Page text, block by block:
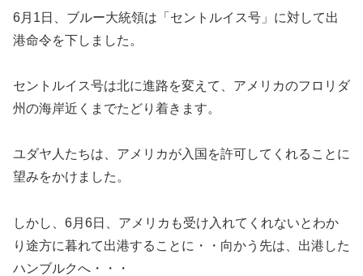
6月1日、ブルー大統領は「セントルイス号」に対して出
港命令を下しました。
セントルイス号は北に進路を変えて、アメリカのフロリダ
州の海岸近くまでたどり着きます。
ユダヤ人たちは、アメリカが入国を許可してくれることに
望みをかけました。
しかし、6月6日、アメリカも受け入れてくれないとわか
り途方に暮れて出港することに・・向かう先は、出港した
ハンブルクへ・・・